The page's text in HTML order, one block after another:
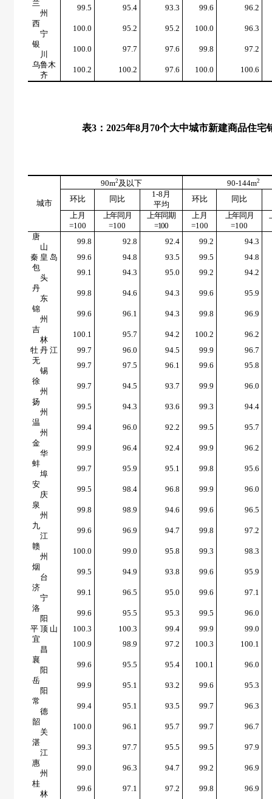
兰
州
99.5 95.4 93.3 99.6
96.2
西
宁
100.0 95.2 95.2 100.0
96.3
银
川
100.0 97.7 97.6 99.8
97.2
乌鲁木
齐
100.2 100.2 97.6 100.0 100.6
表3 ： 2025年8月 70个大中城市新建商品住宅
城市
90m2 及以下 90-144m2
环比 同比
1-8 月
平均
环比
同比
上月
=100
上年同月
=100
上年同期
=100
上月
=100
上年同月
=100
唐
山
99.8 92.8 92.4 99.2
94.3
秦 皇 岛
99.6 94.8 93.5 99.5
94.8
包
头
99.1 94.3 95.0 99.2
94.2
丹
东
99.8 94.6 94.3 99.6
95.9
锦
州
99.6 96.1 94.3 99.8
96.9
吉
林
100.1 95.7 94.2 100.2
96.2
牡 丹 江
99.7 96.0 94.5 99.9
96.7
无
锡
99.7 97.5 96.1 99.6
95.8
徐
州
99.7 94.5 93.7 99.9
96.0
扬
州
99.5 94.3 93.6 99.3
94.4
温
州
99.4 96.0 92.2 99.5
95.7
金
华
99.9 96.4 92.4 99.9
96.2
蚌
埠
99.7 95.9 95.1 99.8
95.6
安
庆
99.5 98.4 96.8 99.9
96.0
泉
州
99.8 98.9 94.6 99.6
96.5
九
江
99.6 96.9 94.7 99.8
97.2
赣
州
100.0 99.0 95.8 99.3
98.3
烟
台
99.5 94.9 93.8 99.6
95.9
济
宁
99.1 96.5 95.0 99.6
97.1
洛
阳
99.6 95.5 95.3 99.5
96.0
平 顶 山
100.3 100.3 99.4 99.9
99.0
宜
昌
100.9 98.9 97.2 100.3
100.1
襄
阳
99.6 95.5 95.4 100.1
96.0
岳
阳
99.9 95.1 93.2 99.6
95.3
常
德
99.4 95.1 93.5 99.7
96.3
韶
关
100.0 96.1 95.7 99.7
96.7
湛
江
99.3 97.7 95.5 99.5
97.9
惠
州
99.0 96.3 94.7 99.2
96.9
桂
林
99.6 97.1 97.2 99.8
96.9